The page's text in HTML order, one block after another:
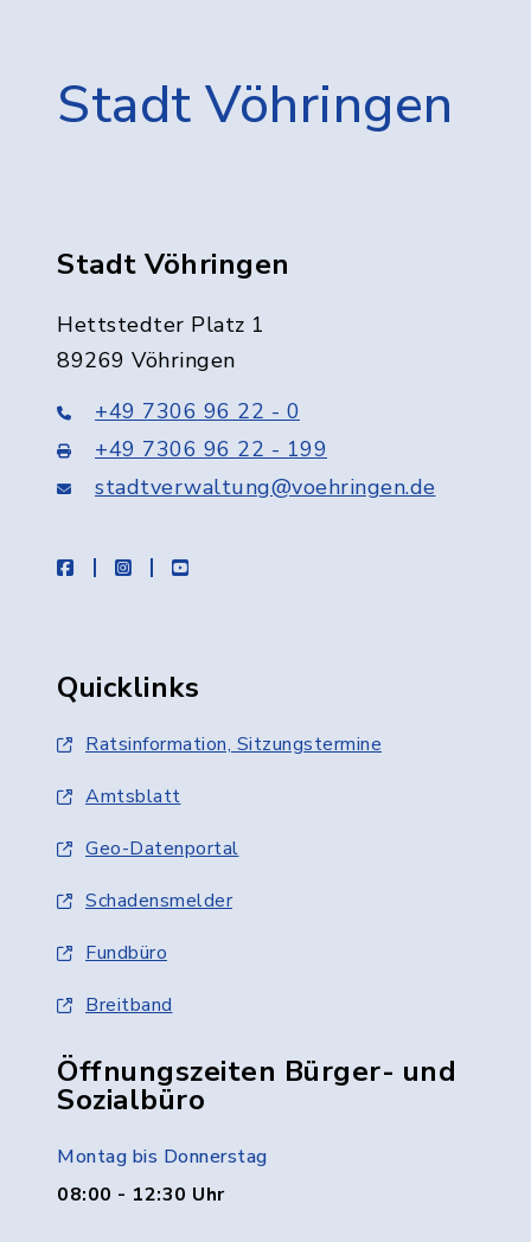
Stadt Vöhringen
Stadt Vöhringen
Hettstedter Platz 1
89269 Vöhringen
+49 7306 96 22 - 0
+49 7306 96 22 - 199
stadtverwaltung@voehringen.de
facebookinstagramyoutube
Quicklinks
Ratsinformation, Sitzungstermine
Amtsblatt
Geo-Datenportal
Schadensmelder
Fundbüro
Breitband
Öffnungszeiten Bürger- und
Sozialbüro
Montag bis Donnerstag
08:00 - 12:30 Uhr